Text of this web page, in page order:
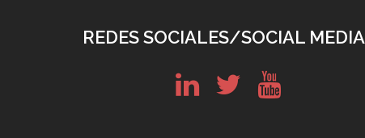
REDES SOCIALES/SOCIAL MEDIA